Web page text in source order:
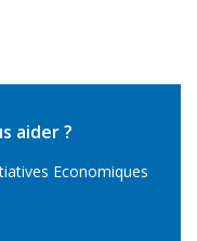
aider ?
Economiques